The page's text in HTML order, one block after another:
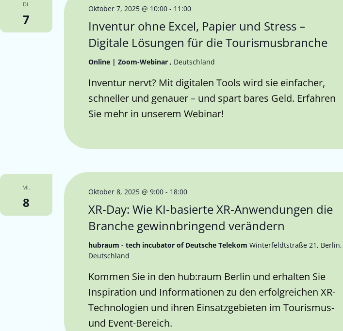
DI.
7
Inventur ohne Excel, Papier und Stress –
Digitale Lösungen für die Tourismusbranche
Oktober 7, 2025 @ 10:00 - 11:00
Online | Zoom-Webinar , Deutschland
Inventur nervt? Mit digitalen Tools wird sie einfacher,
schneller und genauer – und spart bares Geld. Erfahren
Sie mehr in unserem Webinar!
MI.
8
XR-Day: Wie KI-basierte XR-Anwendungen die
Branche gewinnbringend verändern
Oktober 8, 2025 @ 9:00 - 18:00
hubraum - tech incubator of Deutsche TelekomWinterfeldtstraße 21, Berlin,
Deutschland
Kommen Sie in den hub:raum Berlin und erhalten Sie
Inspiration und Informationen zu den erfolgreichen XR-
Technologien und ihren Einsatzgebieten im Tourismus-
und Event-Bereich.